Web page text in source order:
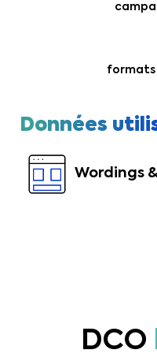
formats
Données
Wordings
DCO